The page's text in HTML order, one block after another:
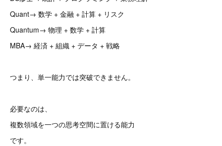
Quant→ 数学 + 金融 + 計算 + リスク
Quantum→ 物理 + 数学 + 計算
MBA→ 経済 + 組織 + データ + 戦略
つまり、単一能力では突破できません。
必要なのは、
複数領域を一つの思考空間に置ける能力
です。